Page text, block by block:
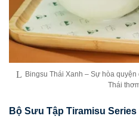
Bingsu Thái Xanh – Sự hòa
Thái
Bộ Sưu Tập Tiramisu Series